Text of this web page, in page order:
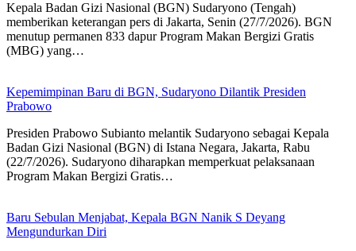
Kepala Badan Gizi Nasional (BGN) Sudaryono (Tengah)
memberikan keterangan pers di Jakarta, Senin (27/7/2026). BGN
menutup permanen 833 dapur Program Makan Bergizi Gratis
(MBG) yang…
Kepemimpinan Baru di BGN, Sudaryono Dilantik Presiden
Prabowo
Presiden Prabowo Subianto melantik Sudaryono sebagai Kepala
Badan Gizi Nasional (BGN) di Istana Negara, Jakarta, Rabu
(22/7/2026). Sudaryono diharapkan memperkuat pelaksanaan
Program Makan Bergizi Gratis…
Baru Sebulan Menjabat, Kepala BGN Nanik S Deyang
Mengundurkan Diri